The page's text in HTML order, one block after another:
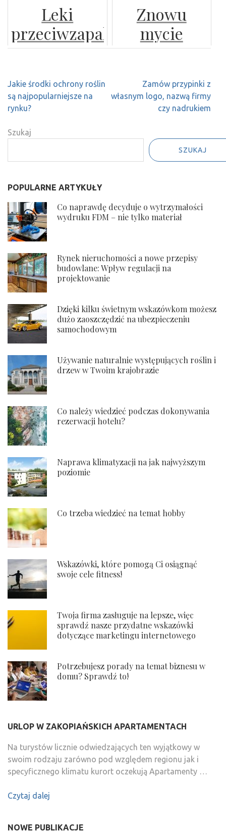
Polisy
Prywatne i
Dlaczego
inspirowane
wyglądem
betonu
sezonowych
po
personalizację
Leki
przeciwzapalne
- skuteczne
zwalczanie
zapalnych
Znowu
mycie
twojego
okazało się
w pełni
Nawigacja
wpisu
Jakie środki ochrony roślin
są najpopularniejsze na
rynku?
Zamów przypinki z
własnym logo, nazwą firmy
czy nadrukiem
Szukaj
SZUKAJ
POPULARNE ARTYKUŁY
Co naprawdę decyduje o wytrzymałości
wydruku FDM – nie tylko materiał
Rynek nieruchomości a nowe przepisy
budowlane: Wpływ regulacji na
projektowanie
Dzięki kilku świetnym wskazówkom możesz
dużo zaoszczędzić na ubezpieczeniu
samochodowym
Używanie naturalnie występujących roślin i
drzew w Twoim krajobrazie
Co należy wiedzieć podczas dokonywania
rezerwacji hotelu?
Naprawa klimatyzacji na jak najwyższym
poziomie
Co trzeba wiedzieć na temat hobby
Wskazówki, które pomogą Ci osiągnąć
swoje cele fitness!
Twoja firma zasługuje na lepsze, więc
sprawdź nasze przydatne wskazówki
dotyczące marketingu internetowego
Potrzebujesz porady na temat biznesu w
domu? Sprawdź to!
URLOP W ZAKOPIAŃSKICH APARTAMENTACH
Na turystów licznie odwiedzających ten wyjątkowy w
swoim rodzaju zarówno pod względem regionu jak i
specyficznego klimatu kurort oczekują Apartamenty …
Czytaj dalej
NOWE PUBLIKACJE